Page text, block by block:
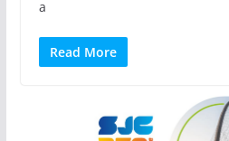
a
Read More